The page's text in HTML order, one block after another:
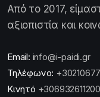
Από το 2017,
αξιοπιστία και
Email: info@i-paidi.gr
Τηλέφωνο:
Κινητό +306932611200